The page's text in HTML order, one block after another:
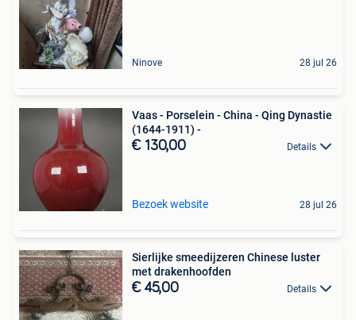
Ninove 28 jul 26
Vaas - Porselein - China - Qing Dynastie
(1644-1911) -
€ 130,00 Details
Bezoek website 28 jul 26
Sierlijke smeedijzeren Chinese luster
met drakenhoofden
€ 45,00 Details